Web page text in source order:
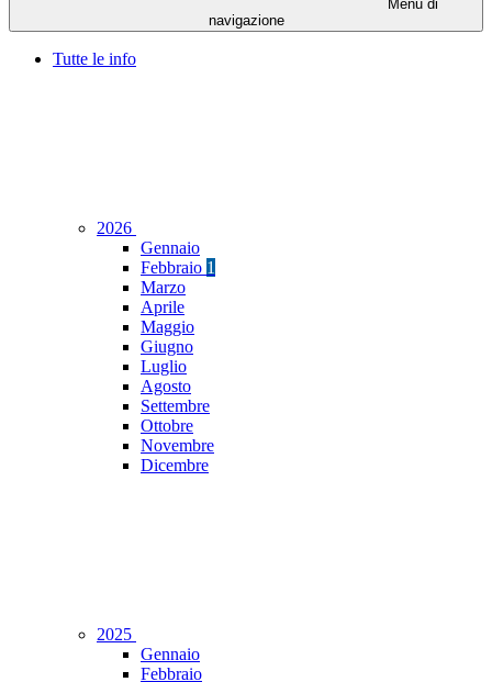
Menu di
navigazione
Tutte le info
2026
Gennaio
Febbraio 1
Marzo
Aprile
Maggio
Giugno
Luglio
Agosto
Settembre
Ottobre
Novembre
Dicembre
2025
Gennaio
Febbraio